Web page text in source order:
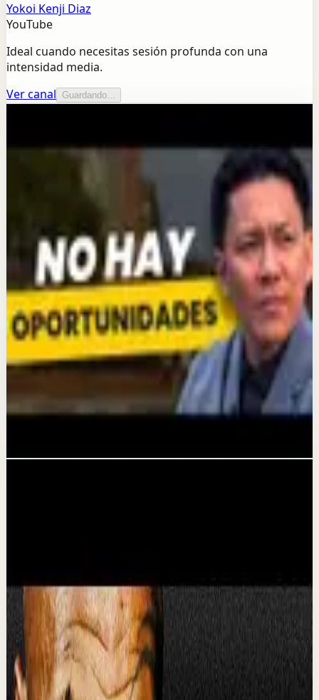
Yokoi Kenji Diaz
YouTube
Ideal cuando necesitas sesión profunda con una
intensidad media.
Ver canal
Guardando...
Yokoi Kenji Diaz
Como lo supieron?
2 ago
Reset rápido
Objetos que narran historias/ YOKOI KENJI
30 jul
No hay oportunidades/ YOKOI KENJI
Sesión profundaMedia
ES HORA DE MADURAR | Matthew
McConaughey
MMotiversity en Español•16 jul
Deja de buscar excusas. Mírate al espejo y reconoce que